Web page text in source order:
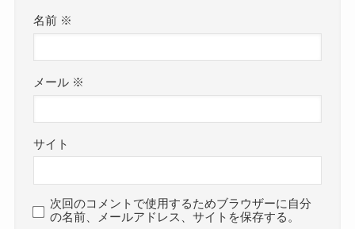
名前 ※
メール ※
サイト
次回のコメントで使用するためブラウザーに自分
の名前、メールアドレス、サイトを保存する。